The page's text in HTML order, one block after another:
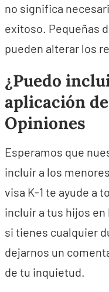
no significa
exitoso. Pequeñas
pueden alterar los
¿Puedo
aplicación
Opiniones
Esperamos que
incluir a los
visa K-1 te ayude a
incluir a tus hijos en
si tienes cualquier
dejarnos un
de tu inquietud.